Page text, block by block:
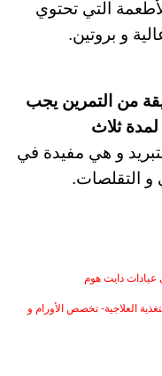
التي تحتوي
و بروتين.
من التمرين يجب
ثلاث
و هي مفيدة في
و التقلصات.
عيادات دايت هوم
العلاجية- تخصص الأورام و